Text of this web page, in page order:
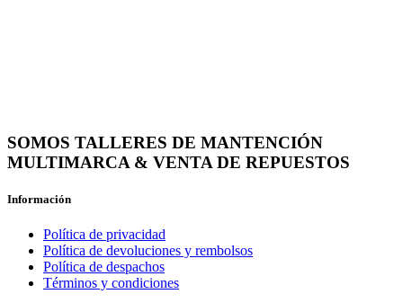
SOMOS TALLERES DE MANTENCIÓN
MULTIMARCA & VENTA DE REPUESTOS
Información
Política de privacidad
Política de devoluciones y rembolsos
Política de despachos
Términos y condiciones